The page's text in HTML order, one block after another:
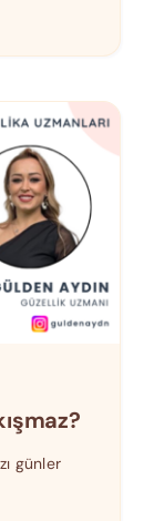
günler